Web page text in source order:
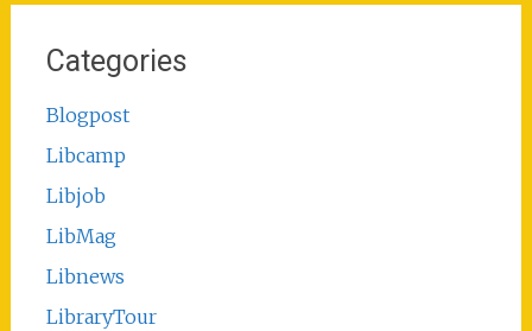
Categories
Blogpost
Libcamp
Libjob
LibMag
Libnews
LibraryTour